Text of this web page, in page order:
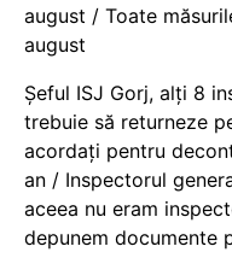
august / Toate
august
Șeful ISJ Gorj, alți 8
trebuie să returneze
acordați pentru
an / Inspectorul
aceea nu eram
depunem documente